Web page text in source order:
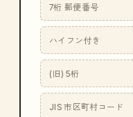
7桁 郵便番号
ハイフン付き
(旧) 5桁
JIS 市区町村コード